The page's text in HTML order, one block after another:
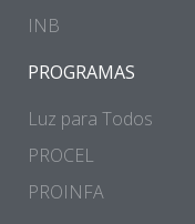
INB
PROGRAMAS
Luz para Todos
PROCEL
PROINFA